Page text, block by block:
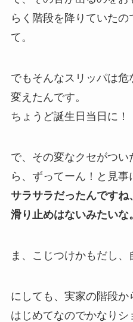
らく階段を降りていた
て。
でもそんなスリッパは
変えたんです。
ちょうど誕生日当日に！
で、その変なクセがつ
ら、ずってーん！と見事
サラサラだったんですね
滑り止めはないみたいな。
ま、こじつけかもだし、
にしても、実家の階段
はじめてなのでかなり